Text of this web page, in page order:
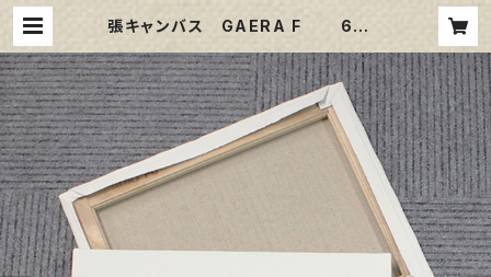
張キャンバス GAERA F 6号 |